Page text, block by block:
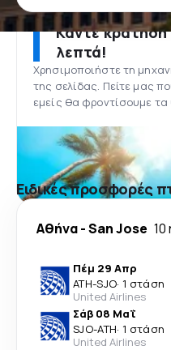
Κάντε
λεπτά!
Χρησιμοποιήστε τη
της σελίδας. Πείτε μας
εμείς θα φροντίσουμε τα
Ειδικές προσφορές
Αθήνα-San Jose 10
Πέμ 29 Απρ
ATH-SJO· 1 στάση
United Airlines
Σάβ 08 Μαΐ
SJO-ATH· 1 στάση
United Airlines